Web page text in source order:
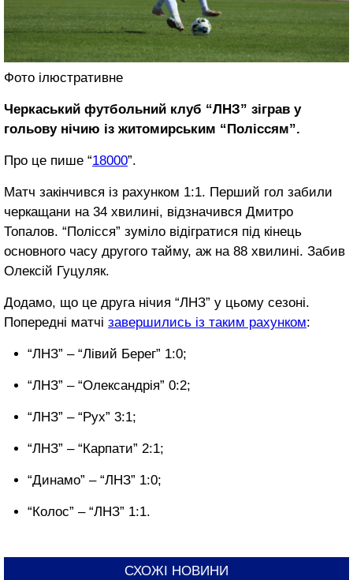
Фото ілюстративне
Черкаський футбольний клуб “ЛНЗ” зіграв у
гольову нічию із житомирським “Поліссям”.
Про це пише “18000”.
Матч закінчився із рахунком 1:1. Перший гол забили
черкащани на 34 хвилині, відзначився Дмитро
Топалов. “Полісся” зуміло відігратися під кінець
основного часу другого тайму, аж на 88 хвилині. Забив
Олексій Гуцуляк.
Додамо, що це друга нічия “ЛНЗ” у цьому сезоні.
Попередні матчі завершились із таким рахунком:
“ЛНЗ” – “Лівий Берег” 1:0;
“ЛНЗ” – “Олександрія” 0:2;
“ЛНЗ” – “Рух” 3:1;
“ЛНЗ” – “Карпати” 2:1;
“Динамо” – “ЛНЗ” 1:0;
“Колос” – “ЛНЗ” 1:1.
СХОЖІ НОВИНИ